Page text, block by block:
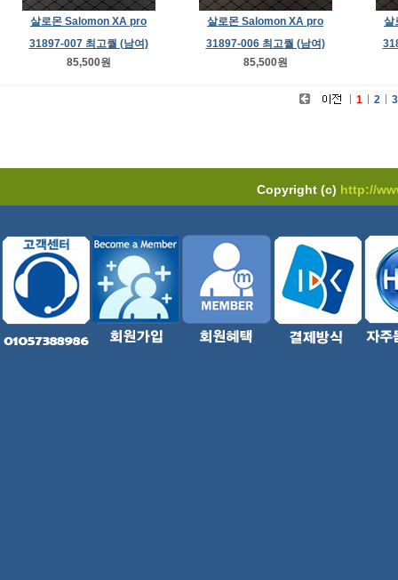
살로몬 Salomon XA pro
31897-007 최고퀄 (남여)
85,500원
살로몬 Salomon XA pro
31897-006 최고퀄 (남여)
85,500원
살
1 2 3
Copyright (c) http://